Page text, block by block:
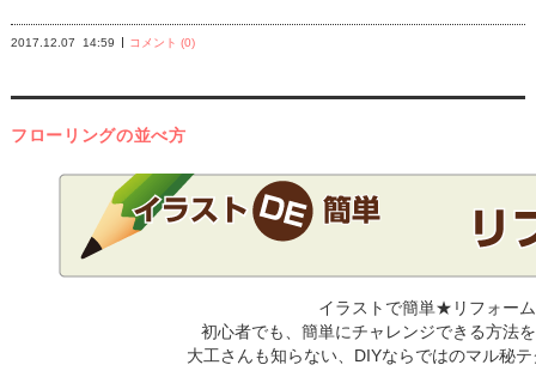
2017.12.07 14:59 コメント (0)
フローリングの並べ方
イラストで簡単★リフォー
初心者でも、簡単にチャレンジできる方法
大工さんも知らない、DIYならではのマル秘